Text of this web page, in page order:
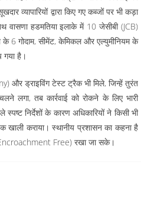
व्यापारियों द्वारा किए गए कब्जों पर भी कड़ा
हडमतिया इलाके में 10 जेसीबी (JCB)
6 गोदाम, सीमेंट, केमिकल और एल्युमीनियम के
गया है।
और ड्राइविंग टेस्ट ट्रैक भी मिले, जिन्हें तुरंत
लगा, तब कार्रवाई को रोकने के लिए भारी
निर्देशों के कारण अधिकारियों ने किसी भी
खाली कराया। स्थानीय प्रशासन का कहना है
(Encroachment Free) रखा जा सके।